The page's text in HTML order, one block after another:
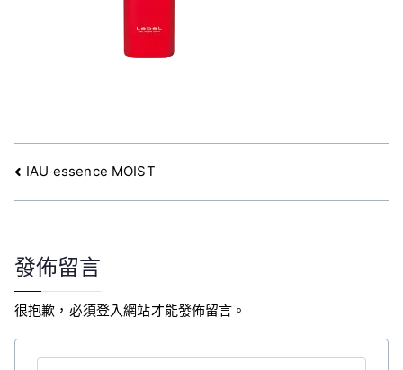
文
章
覽
IAU essence MOIST
發佈留言
很抱歉，必須登入網站才能發佈留言。